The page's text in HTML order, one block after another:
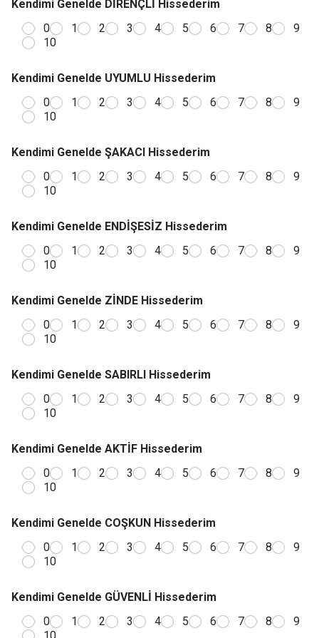
Kendimi Genelde DİRENÇLİ Hissederim
0
1 2 3 4 5 6 7 8
9
10
Kendimi Genelde UYUMLU Hissederim
0
1 2 3 4 5 6 7 8
9
10
Kendimi Genelde ŞAKACI Hissederim
0
1 2 3 4 5 6 7 8
9
10
Kendimi Genelde ENDİŞESİZ Hissederim
0
1 2 3 4 5 6 7 8
9
10
Kendimi Genelde ZİNDE Hissederim
0
1 2 3 4 5 6 7 8
9
10
Kendimi Genelde SABIRLI Hissederim
0
1 2 3 4 5 6 7 8
9
10
Kendimi Genelde AKTİF Hissederim
0
1 2 3 4 5 6 7 8
9
10
Kendimi Genelde COŞKUN Hissederim
0
1 2 3 4 5 6 7 8
9
10
Kendimi Genelde GÜVENLİ Hissederim
0
1 2 3 4 5 6 7 8
9